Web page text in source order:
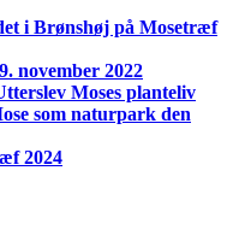
i Brønshøj på Mosetræf
november 2022
Moses planteliv
som naturpark den
2024